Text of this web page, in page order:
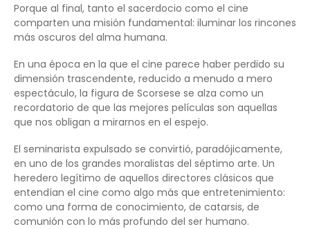
Porque al final, tanto el sacerdocio como el cine
comparten una misión fundamental: iluminar los rincones
más oscuros del alma humana.
En una época en la que el cine parece haber perdido su
dimensión trascendente, reducido a menudo a mero
espectáculo, la figura de Scorsese se alza como un
recordatorio de que las mejores películas son aquellas
que nos obligan a mirarnos en el espejo.
El seminarista expulsado se convirtió, paradójicamente,
en uno de los grandes moralistas del séptimo arte. Un
heredero legítimo de aquellos directores clásicos que
entendían el cine como algo más que entretenimiento:
como una forma de conocimiento, de catarsis, de
comunión con lo más profundo del ser humano.